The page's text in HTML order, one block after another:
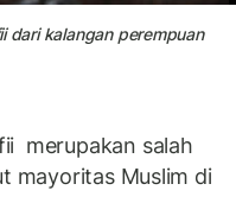
dari kalangan perempuan
merupakan salah
mayoritas Muslim di